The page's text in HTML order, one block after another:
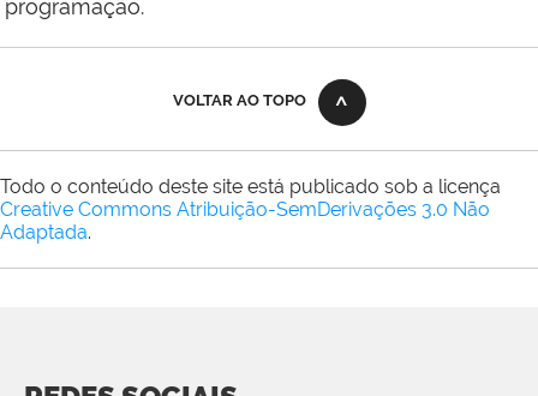
programação.
VOLTAR AO TOPO
Todo o conteúdo deste site está publicado sob a licença
Creative Commons Atribuição-SemDerivações 3.0 Não
Adaptada.